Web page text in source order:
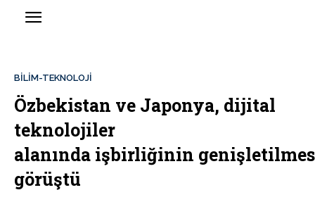
BİLİM-TEKNOLOJİ
Özbekistan ve Japonya, dijital
teknolojiler
alanında işbirliğinin
görüştü